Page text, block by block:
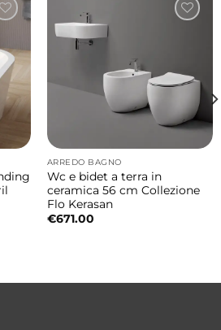
il box doccia TPS35
una soluzione
e funzionale. L’apertura a
di qualità garantiscono
e durata nel tempo.
a bagni piccoli?
riduce l’ingombro e
disponibile.
del vetro?
ARREDO BAGNO
Wc e bidet a terra in
ceramica 56 cm Collezione
Flo Kerasan
€671.00